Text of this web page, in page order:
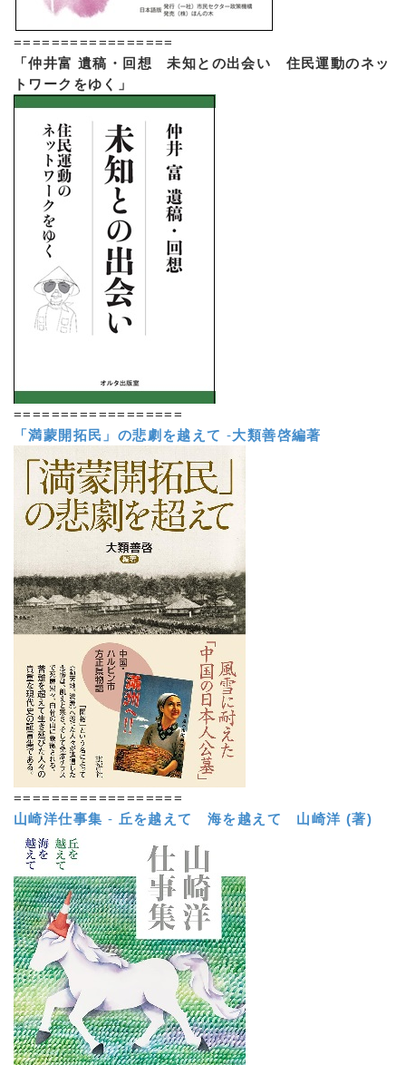
=================
「仲井富 遺稿・回想 未知との出会い 住民運動のネッ
トワークをゆく」
==================
「満蒙開拓民」の悲劇を越えて -大類善啓編著
==================
山崎洋仕事集 - 丘を越えて 海を越えて 山崎洋 (著)